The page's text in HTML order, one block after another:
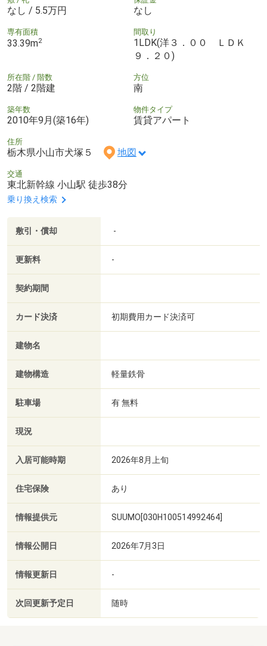
なし / 5.5万円 なし
専有面積
33.39m2
間取り
1LDK(洋３．００ ＬＤＫ
９．２０)
所在階 / 階数
2階 / 2階建
方位
南
築年数
2010年9月(築16年)
物件タイプ
賃貸アパート
住所
栃木県小山市犬塚５ 地図
交通
東北新幹線 小山駅 徒歩38分
乗り換え検索
敷引・償却 -
更新料 -
契約期間
カード決済 初期費用カード決済可
建物名
建物構造 軽量鉄骨
駐車場 有 無料
現況
入居可能時期 2026年8月上旬
住宅保険 あり
情報提供元 SUUMO[030H100514992464]
情報公開日 2026年7月3日
情報更新日 -
次回更新予定日 随時